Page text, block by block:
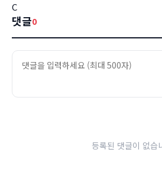
C
댓글0
등록된 댓글이 없습